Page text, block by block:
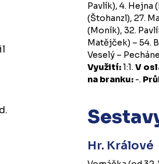
Pavlík), 4. Hejna
(Štohanzl), 27.
(Moník), 32.
Matějček) – 54.
Veselý –
Využití:1:1.V
na branku: -.
Hr. Králové